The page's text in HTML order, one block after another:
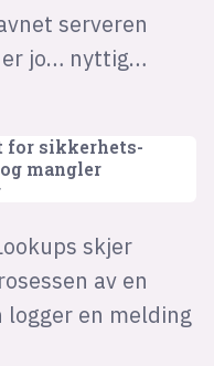
serveren
er jo… nyttig…
for sikkerhets­
mangler
skjer
av en
logger en melding